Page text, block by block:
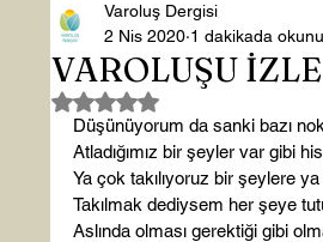
VAROLUŞU İZLE
Varoluş Dergisi
2 Nis 2020 1 dakikada
5 üzerinden NaN yıldız
Düşünüyorum da sanki bazı
Atladığımız bir şeyler var gibi
Ya çok takılıyoruz bir şeylere
Takılmak dediysem her şeye
Aslında olması gerektiği gibi